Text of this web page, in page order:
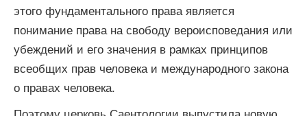
этого фундаментального права является
понимание права на свободу вероисповедания или
убеждений и его значения в рамках принципов
всеобщих прав человека и международного закона
о правах человека.